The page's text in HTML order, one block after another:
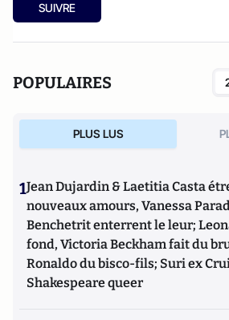
SUIVRE
POPULAIRES
PLUS LUS
1Jean Dujardin & Laetitia Casta
nouveaux amours, Vanessa
Benchetrit enterrent le leur;
fond, Victoria Beckham fait du
Ronaldo du bisco-fils; Suri ex
Shakespeare queer